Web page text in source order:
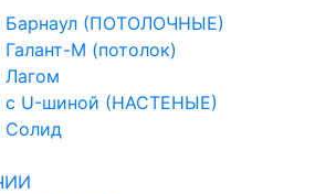
Барнаул (ПОТОЛОЧНЫЕ)
М (потолок)
Лагом
с U-шиной (НАСТЕНЫЕ)
Солид